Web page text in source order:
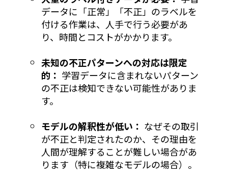
データに「正常」「不正」のラベルを
付ける作業は、人手で行う必要があ
り、時間とコストがかかります。
未知の不正パターンへの対応は限定
的： 学習データに含まれないパターン
の不正は検知できない可能性がありま
す。
モデルの解釈性が低い： なぜその取引
が不正と判定されたのか、その理由を
人間が理解することが難しい場合があ
ります（特に複雑なモデルの場合）。